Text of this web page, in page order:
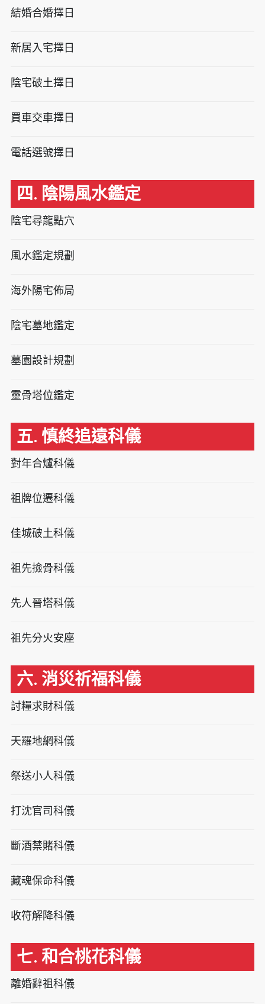
結婚合婚擇日
新居入宅擇日
陰宅破土擇日
買車交車擇日
電話選號擇日
四. 陰陽風水鑑定
陰宅尋龍點穴
風水鑑定規劃
海外陽宅佈局
陰宅墓地鑑定
墓園設計規劃
靈骨塔位鑑定
五. 慎終追遠科儀
對年合爐科儀
祖牌位遷科儀
佳城破土科儀
祖先撿骨科儀
先人晉塔科儀
祖先分火安座
六. 消災祈福科儀
討糧求財科儀
天羅地網科儀
祭送小人科儀
打沈官司科儀
斷酒禁賭科儀
藏魂保命科儀
收符解降科儀
七. 和合桃花科儀
離婚辭祖科儀